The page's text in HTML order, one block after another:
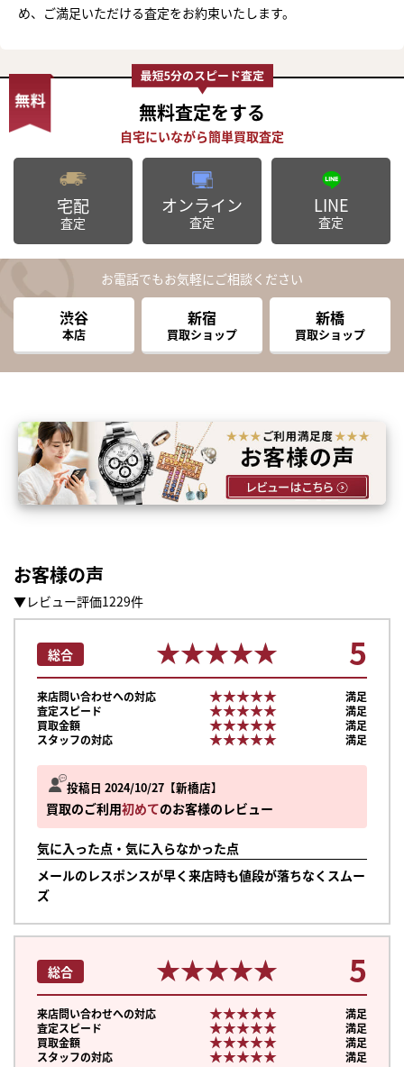
め、ご満足いただける査定をお約束いたします。
無料査定をする
宅配
査定
オンライン
査定
LINE
査定
お電話でもお気軽にご相談ください
渋谷
本店
新宿
買取ショップ
新橋
買取ショップ
お客様の声
▼レビュー評価1229件
投稿日 2024/10/27 新橋店
買取のご利用初めてのお客様のレビュー
気に入った点・気に入らなかった点
メールのレスポンスが早く来店時も値段が落ちなくスムー
ズ
総合 ★★★★★
★★★★★ 5
来店問い合わせへの対応 ★★★★★
★★★★★
満足
査定スピード
★★★★★
★★★★★
満足
買取金額
★★★★★
★★★★★
満足
スタッフの対応
★★★★★
★★★★★ 満足
総合 ★★★★★
★★★★★ 5
来店問い合わせへの対応 ★★★★★
★★★★★
満足
査定スピード
★★★★★
★★★★★
満足
買取金額
★★★★★
★★★★★
満足
スタッフの対応
★★★★★
★★★★★ 満足